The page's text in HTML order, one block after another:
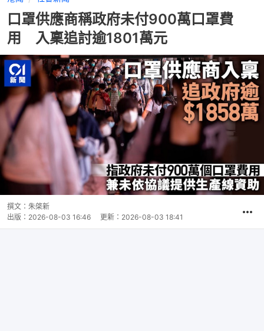
口罩供應商稱政府未付900萬口罩費
用 入稟追討逾1801萬元
撰文： 朱棨新
出版： 2026-08-03 16:46 更新： 2026-08-03 18:41